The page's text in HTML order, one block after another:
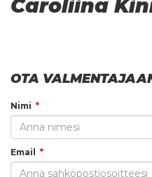
Caroliina
OTA
Nimi
Email